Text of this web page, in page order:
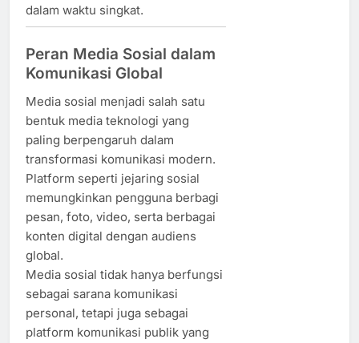
dalam waktu singkat.
Peran Media Sosial dalam
Komunikasi Global
Media sosial menjadi salah satu
bentuk media teknologi yang
paling berpengaruh dalam
transformasi komunikasi modern.
Platform seperti jejaring sosial
memungkinkan pengguna berbagi
pesan, foto, video, serta berbagai
konten digital dengan audiens
global.
Media sosial tidak hanya berfungsi
sebagai sarana komunikasi
personal, tetapi juga sebagai
platform komunikasi publik yang